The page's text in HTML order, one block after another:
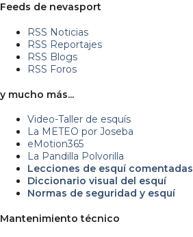
Feeds de nevasport
RSS Noticias
RSS Reportajes
RSS Blogs
RSS Foros
y mucho más...
Video-Taller de esquís
La METEO por Joseba
eMotion365
La Pandilla Polvorilla
Lecciones de esquí comentadas
Diccionario visual del esquí
Normas de seguridad y esquí
Mantenimiento técnico